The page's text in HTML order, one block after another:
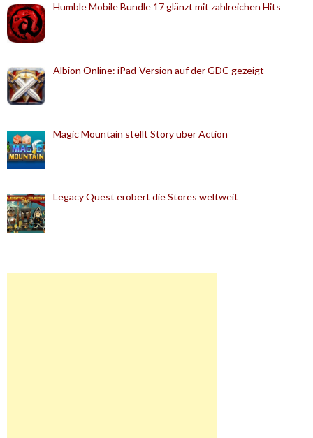
Humble Mobile Bundle 17 glänzt mit zahlreichen Hits
Albion Online: iPad-Version auf der GDC gezeigt
Magic Mountain stellt Story über Action
Legacy Quest erobert die Stores weltweit